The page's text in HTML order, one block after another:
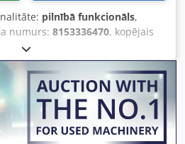
pilnībā funkcionāls,
numurs: 8153336470, kopējais
13 stieple, trokšņa līmenis:67
, Aprīkojums:
Pieejama
aukstuma žāvētājs,
, Mēs esam uzņēmums,
gaisa nozarē vairāk nekā 20
līmenis un augstas